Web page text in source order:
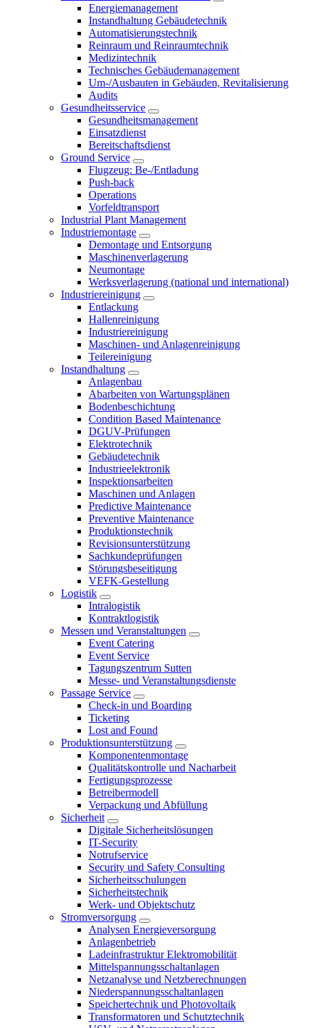
Energiemanagement
Instandhaltung Gebäudetechnik
Automatisierungstechnik
Reinraum und Reinraumtechnik
Medizintechnik
Technisches Gebäudemanagement
Um-/Ausbauten in Gebäuden, Revitalisierung
Audits
Gesundheitsservice
Gesundheitsmanagement
Einsatzdienst
Bereitschaftsdienst
Ground Service
Flugzeug: Be-/Entladung
Push-back
Operations
Vorfeldtransport
Industrial Plant Management
Industriemontage
Demontage und Entsorgung
Maschinenverlagerung
Neumontage
Werksverlagerung (national und international)
Industriereinigung
Entlackung
Hallenreinigung
Industriereinigung
Maschinen- und Anlagenreinigung
Teilereinigung
Instandhaltung
Anlagenbau
Abarbeiten von Wartungsplänen
Bodenbeschichtung
Condition Based Maintenance
DGUV-Prüfungen
Elektrotechnik
Gebäudetechnik
Industrieelektronik
Inspektionsarbeiten
Maschinen und Anlagen
Predictive Maintenance
Preventive Maintenance
Produktionstechnik
Revisionsunterstützung
Sachkundeprüfungen
Störungsbeseitigung
VEFK-Gestellung
Logistik
Intralogistik
Kontraktlogistik
Messen und Veranstaltungen
Event Catering
Event Service
Tagungszentrum Sutten
Messe- und Veranstaltungsdienste
Passage Service
Check-in und Boarding
Ticketing
Lost and Found
Produktionsunterstützung
Komponentenmontage
Qualitätskontrolle und Nacharbeit
Fertigungsprozesse
Betreibermodell
Verpackung und Abfüllung
Sicherheit
Digitale Sicherheitslösungen
IT-Security
Notrufservice
Security und Safety Consulting
Sicherheitsschulungen
Sicherheitstechnik
Werk- und Objektschutz
Stromversorgung
Analysen Energieversorgung
Anlagenbetrieb
Ladeinfrastruktur Elektromobilität
Mittelspannungsschaltanlagen
Netzanalyse und Netzberechnungen
Niederspannungsschaltanlagen
Speichertechnik und Photovoltaik
Transformatoren und Schutztechnik